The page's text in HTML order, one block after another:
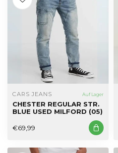
CARS JEANS Auf Lager
CHESTER REGULAR STR.
BLUE USED MILFORD (05)
€69,99